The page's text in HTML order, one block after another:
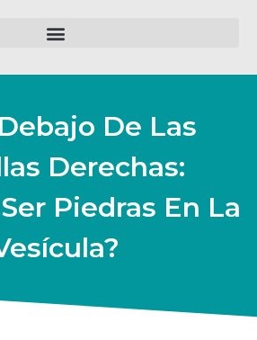
De Las
Derechas:
Piedras En La